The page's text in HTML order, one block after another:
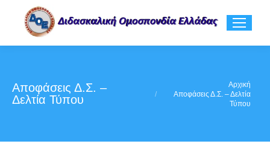
Αποφάσεις Δ.Σ. –
Δελτία Τύπου
Αρχική
Αποφάσεις Δ.Σ. – Δελτία
Τύπου